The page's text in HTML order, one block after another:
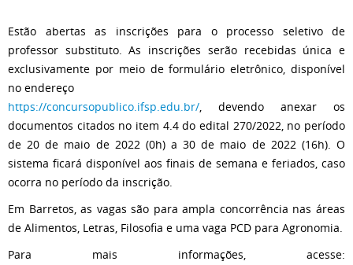
Estão abertas as inscrições para o processo seletivo de
professor substituto. As inscrições serão recebidas única e
exclusivamente por meio de formulário eletrônico, disponível
no endereço
https://concursopublico.ifsp.edu.br/, devendo anexar os
documentos citados no item 4.4 do edital 270/2022, no período
de 20 de maio de 2022 (0h) a 30 de maio de 2022 (16h). O
sistema ficará disponível aos finais de semana e feriados, caso
ocorra no período da inscrição.
Em Barretos, as vagas são para ampla concorrência nas áreas
de Alimentos, Letras, Filosofia e uma vaga PCD para Agronomia.
Para mais informações, acesse: